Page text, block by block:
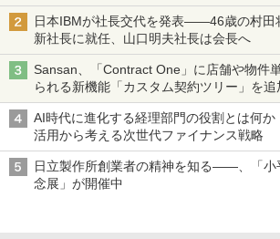
日本IBMが社長交代を発表――46歳の村田
新社長に就任、山口明夫社長は会長へ
Sansan、「Contract One」に店舗や物件
られる新機能「カスタム契約ツリー」を追
AI時代に進化する経理部門の役割とは何
活用から考える次世代ファイナンス戦略
日立製作所創業者の精神を知る――、「小
念展」が開催中